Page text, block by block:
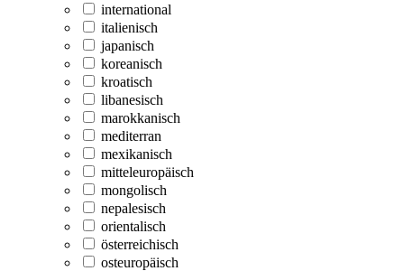
international
italienisch
japanisch
koreanisch
kroatisch
libanesisch
marokkanisch
mediterran
mexikanisch
mitteleuropäisch
mongolisch
nepalesisch
orientalisch
österreichisch
osteuropäisch